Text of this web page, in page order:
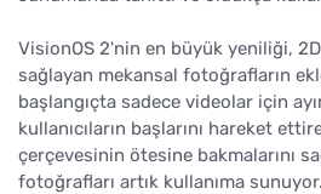
VisionOS 2'nin en büyük yeniliği,
sağlayan mekansal fotoğrafların
başlangıçta sadece videolar için
kullanıcıların başlarını hareket
çerçevesinin ötesine bakmalarını
fotoğrafları artık kullanıma